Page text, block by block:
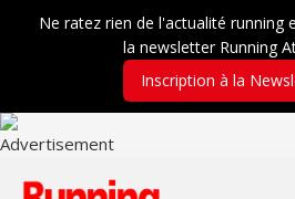
Ne ratez rien de l'actualité running
la newsletter Running
Inscription à la